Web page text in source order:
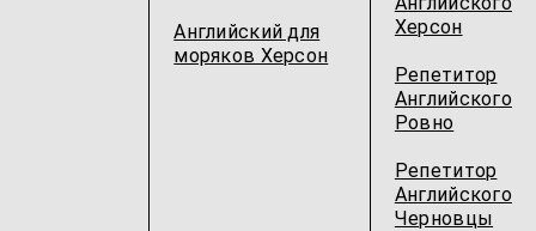
Английский для
моряков Херсон
Херсон
Репетитор
Английского
Ровно
Репетитор
Английского
Черновцы